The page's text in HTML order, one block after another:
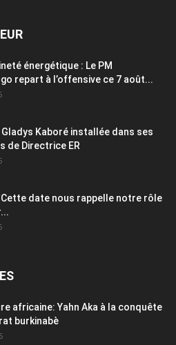
énergétique : Le PM
repart à l’offensive ce 7 août...
Gladys Kaboré installée dans ses
de Directrice ER
date nous rappelle notre rôle
africaine: Yahn Aka à la conquête
burkinabè